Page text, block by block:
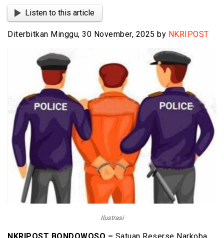
Listen to this article
Diterbitkan Minggu, 30 November, 2025 by NKRIPOST
Ilustrasi